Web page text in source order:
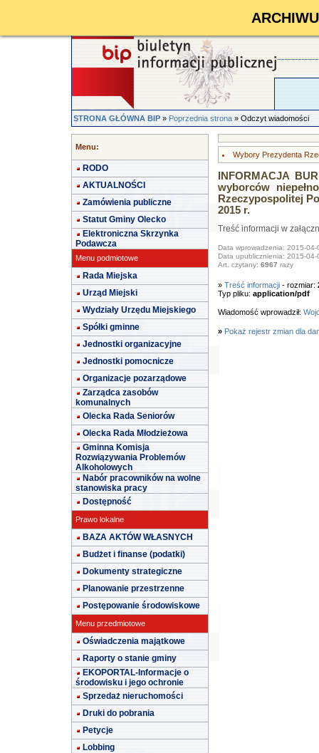
STRONA GŁÓWNA BIP»Poprzednia strona» Odczyt wiadomości
Menu:
RODO
AKTUALNOŚCI
Zamówienia publiczne
Statut Gminy Olecko
Elektroniczna Skrzynka
Podawcza
Menu podmiotowe
Rada Miejska
Urząd Miejski
Wydziały Urzędu Miejskiego
Spółki gminne
Jednostki organizacyjne
Jednostki pomocnicze
Organizacje pozarządowe
Zarządca zasobów
komunalnych
Olecka Rada Seniorów
Olecka Rada Młodzieżowa
Gminna Komisja
Rozwiązywania Problemów
Alkoholowych
Nabór pracowników na wolne
stanowiska pracy
Dostępność
Prawo lokalne
BAZA AKTÓW WŁASNYCH
Budżet i finanse (podatki)
Dokumenty strategiczne
Planowanie przestrzenne
Postępowanie środowiskowe
Menu przedmiotowe
Oświadczenia majątkowe
Raporty o stanie gminy
EKOPORTAL-Informacje o
środowisku i jego ochronie
Sprzedaż nieruchomości
Druki do pobrania
Petycje
Lobbing
Wybory Prezydenta
INFORMACJA
wyborców
Rzeczypospolitej
2015 r.
Treść informacji w
Data wprowadzenia: 2015-04-
Data upublicznienia: 2015-04-
Art. czytany: 6967 razy
» Treść informacji- rozmiar:
Typ pliku: application/pdf
Wiadomość wprowadził:
» Pokaż rejestr zmian dla